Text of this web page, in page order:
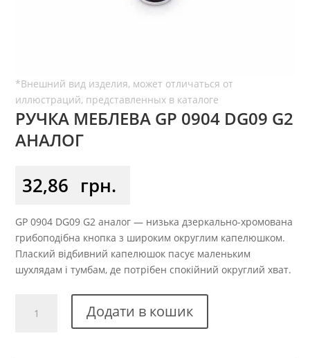
РУЧКА МЕБЛЕВА GP 0904 DG09 G2
АНАЛОГ
32,86 грн.
GP 0904 DG09 G2 аналог — низька дзеркально-хромована
грибоподібна кнопка з широким округлим капелюшком.
Плаский відбивний капелюшок пасує маленьким
шухлядам і тумбам, де потрібен спокійний округлий хват.
меблева
Додати в кошик